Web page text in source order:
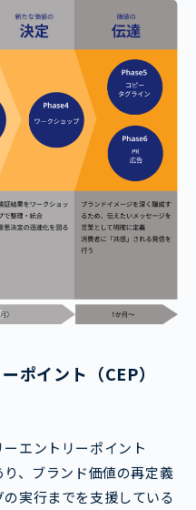
ポイント（CEP）
エントリーポイント
り、ブランド価値の再定義
実行までを支援している